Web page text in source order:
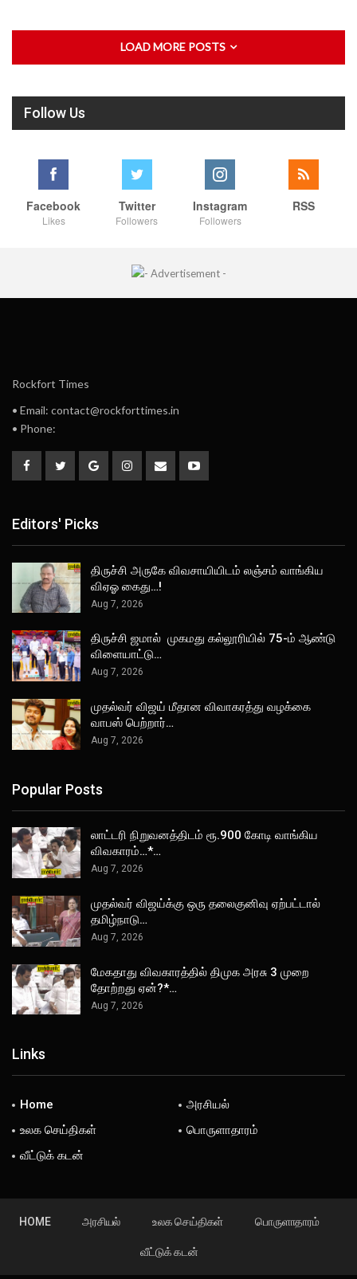
LOAD MORE POSTS
Follow Us
Facebook
Likes
Twitter
Followers
Instagram
Followers
RSS
Rockfort Times
• Email: contact@rockforttimes.in
• Phone:
Editors' Picks
திருச்சி அருகே விவசாயியிடம் லஞ்சம் வாங்கிய
விஏஓ கைது…!
Aug 7, 2026
திருச்சி ஜமால் முகமது கல்லூரியில் 75-ம் ஆண்டு
விளையாட்டு…
Aug 7, 2026
முதல்வர் விஜய் மீதான விவாகரத்து வழக்கை
வாபஸ் பெற்றார்…
Aug 7, 2026
Popular Posts
லாட்டரி நிறுவனத்திடம் ரூ.900 கோடி வாங்கிய
விவகாரம்…*…
Aug 7, 2026
முதல்வர் விஜய்க்கு ஒரு தலைகுனிவு ஏற்பட்டால்
தமிழ்நாடு…
Aug 7, 2026
மேகதாது விவகாரத்தில் திமுக அரசு 3 முறை
தோற்றது ஏன்?*…
Aug 7, 2026
Links
Home
அரசியல்
உலக செய்திகள்
பொருளாதாரம்
வீட்டுக் கடன்
HOME அரசியல் உலக செய்திகள் பொருளாதாரம்
வீட்டுக் கடன்